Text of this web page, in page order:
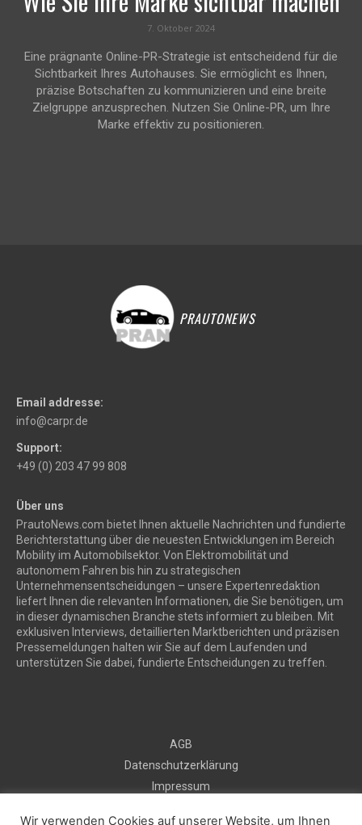
7. Oktober 2024
Eine prägnante Online-PR-Strategie ist entscheidend für die
Sichtbarkeit Ihres Autohauses. Sie ermöglicht es Ihnen,
präzise Botschaften zu kommunizieren und eine breite
Zielgruppe anzusprechen. Nutzen Sie Online-PR, um Ihre
Marke effektiv zu positionieren.
PRAUTONEWS
Email addresse:
info@carpr.de
Support:
+49 (0) 203 47 99 808
Über uns
PrautoNews.com bietet Ihnen aktuelle Nachrichten und fundierte
Berichterstattung über die neuesten Entwicklungen im Bereich
Mobility im Automobilsektor. Von Elektromobilität und
autonomem Fahren bis hin zu strategischen
Unternehmensentscheidungen – unsere Expertenredaktion
liefert Ihnen die relevanten Informationen, die Sie benötigen, um
in dieser dynamischen Branche stets informiert zu bleiben. Mit
exklusiven Interviews, detaillierten Marktberichten und präzisen
Pressemeldungen halten wir Sie auf dem Laufenden und
unterstützen Sie dabei, fundierte Entscheidungen zu treffen.
AGB
Datenschutzerklärung
Impressum
Wir verwenden Cookies auf unserer Website, um Ihnen